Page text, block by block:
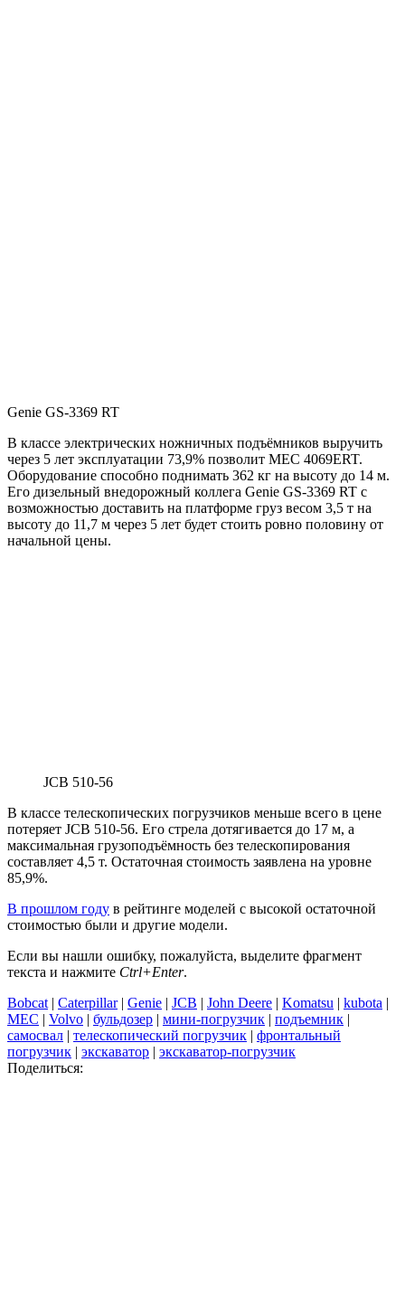
Genie GS-3369 RT
В классе электрических ножничных подъёмников выручить
через 5 лет эксплуатации 73,9% позволит MEC 4069ERT.
Оборудование способно поднимать 362 кг на высоту до 14 м.
Его дизельный внедорожный коллега Genie GS-3369 RT с
возможностью доставить на платформе груз весом 3,5 т на
высоту до 11,7 м через 5 лет будет стоить ровно половину от
начальной цены.
JCB 510-56
В классе телескопических погрузчиков меньше всего в цене
потеряет JCB 510-56. Его стрела дотягивается до 17 м, а
максимальная грузоподъёмность без телескопирования
составляет 4,5 т. Остаточная стоимость заявлена на уровне
85,9%.
В прошлом году в рейтинге моделей с высокой остаточной
стоимостью были и другие модели.
Если вы нашли ошибку, пожалуйста, выделите фрагмент
текста и нажмите Ctrl+Enter.
Bobcat | Caterpillar| Genie | JCB | John Deere | Komatsu | kubota |
MEC | Volvo | бульдозер | мини-погрузчик | подъемник |
самосвал | телескопический погрузчик | фронтальный
погрузчик | экскаватор | экскаватор-погрузчик
Поделиться: